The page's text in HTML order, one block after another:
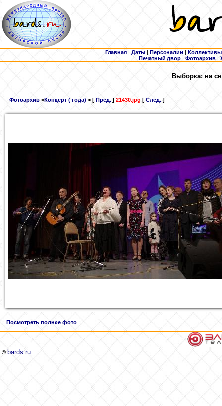
Главная | Даты | Персоналии | Коллективы
Печатный двор |Фотоархив |
Выборка: на
Фотоархив >Концерт ( года) > [ Пред. ] 21430.jpg [ След.]
Посмотреть полное фото
© bards.ru